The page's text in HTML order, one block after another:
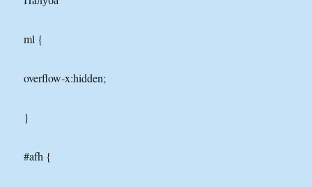
ml {
overflow-x:hidden;
}
#afh {